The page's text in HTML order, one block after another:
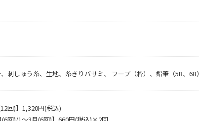
刺しゅう糸、生地、糸きりバサミ、 フープ（枠）、鉛筆（5B、6B）
回)】1,320円(税込)